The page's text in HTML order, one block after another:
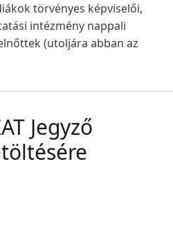
törvényes képviselői,
intézmény nappali
(utoljára abban az
Jegyző